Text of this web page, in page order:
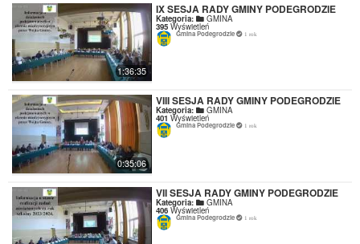
1:36:35
IX SESJA RADY GMINY PODEGRODZIE
Kategoria: GMINA
395 Wyświetleń
Gmina Podegrodzie 1 rok
0:35:06
VIII SESJA RADY GMINY PODEGRODZIE
Kategoria: GMINA
401 Wyświetleń
Gmina Podegrodzie 1 rok
VII SESJA RADY GMINY PODEGRODZIE
Kategoria: GMINA
406 Wyświetleń
Gmina Podegrodzie 1 rok